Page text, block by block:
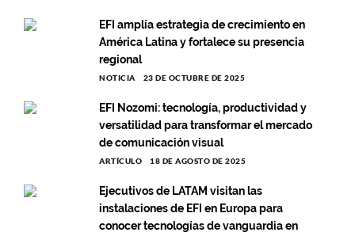
EFI amplía estrategia de crecimiento en
América Latina y fortalece su presencia
regional
NOTICIA 23 DE OCTUBRE DE 2025
EFI Nozomi: tecnología, productividad y
versatilidad para transformar el mercado
de comunicación visual
ARTÍCULO 18 DE AGOSTO DE 2025
Ejecutivos de LATAM visitan las
instalaciones de EFI en Europa para
conocer tecnologías de vanguardia en